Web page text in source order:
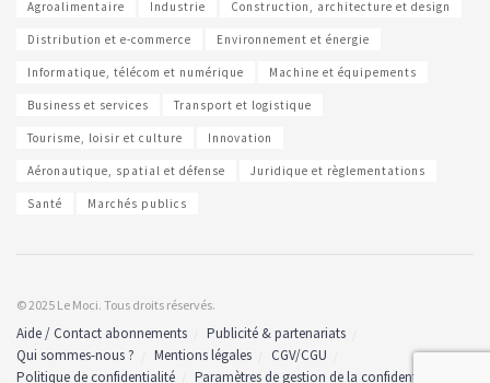
Agroalimentaire Industrie Construction, architecture et design
Distribution et e-commerce Environnement et énergie
Informatique, télécom et numérique Machine et équipements
Business et services Transport et logistique
Tourisme, loisir et culture Innovation
Aéronautique, spatial et défense Juridique et règlementations
Santé Marchés publics
© 2025 Le Moci. Tous droits réservés.
Aide / Contact abonnements
Publicité & partenariats
Qui sommes-nous ?
Mentions légales
CGV/CGU
Politique de confidentialité
Paramètres de gestion de la confidentialité